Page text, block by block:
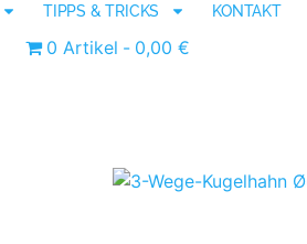
TIPPS & TRICKS KONTAKT
0 Artikel 0,00 €